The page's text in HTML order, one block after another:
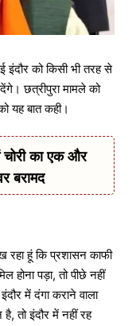
को किसी भी तरह से
छत्रीपुरा मामले को
यह बात कही।
का एक और
बरामद
रहा हूं कि प्रशासन काफी
होना पड़ा, तो पीछे नहीं
में दंगा कराने वाला
तो इंदौर में नहीं रह